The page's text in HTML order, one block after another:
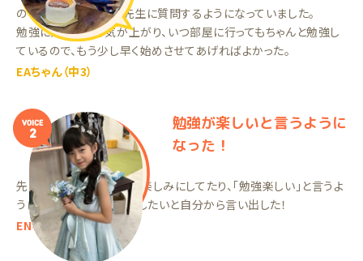
の不得意を分析して、先生に質問するようになっていました。
勉強に対してやる気が上がり、いつ部屋に行ってもちゃんと勉強し
ているので、もう少し早く始めさせてあげればよかった。
EAちゃん（中3）
VOICE
2
勉強が楽しいと言うように
なった！
先生が大好きで来るのを楽しみにしてたり、「勉強楽しい」と言うよ
うになったり、週2に増やしたいと自分から言い出した！
ENちゃん（小3）